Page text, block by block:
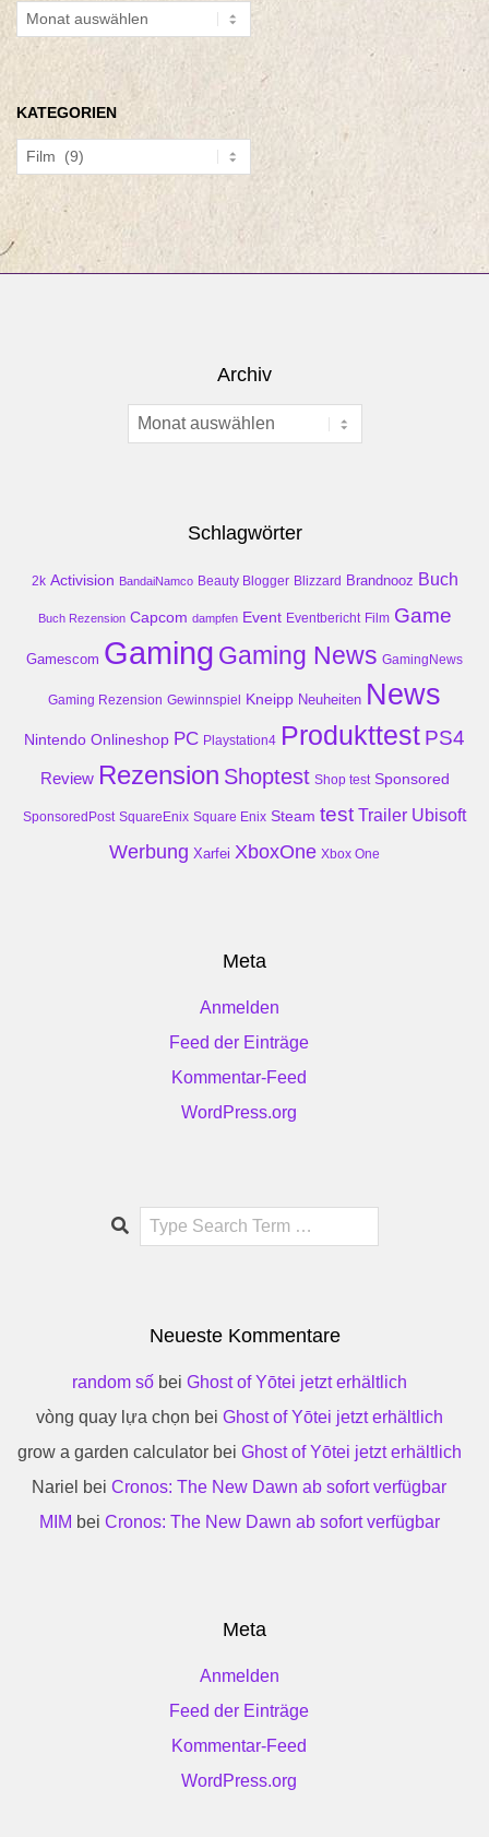
Archiv
KATEGORIEN
Kategorien
Archiv
Archiv
Schlagwörter
2k Activision BandaiNamco Beauty Blogger Blizzard Brandnooz Buch
Buch Rezension Capcom dampfen Event Eventbericht Film Game
Gamescom Gaming Gaming News GamingNews
Gaming Rezension Gewinnspiel Kneipp Neuheiten News
Nintendo Onlineshop PC Playstation4 Produkttest PS4
Review Rezension Shoptest Shop test Sponsored
SponsoredPost SquareEnix Square Enix Steam test Trailer Ubisoft
Werbung Xarfei XboxOne Xbox One
Meta
Anmelden
Feed der Einträge
Kommentar-Feed
WordPress.org
Search
Neueste Kommentare
random sốbei Ghost of Yōtei jetzt erhältlich
vòng quay lựa chọn bei Ghost of Yōtei jetzt erhältlich
grow a garden calculatorbei Ghost of Yōtei jetzt erhältlich
Nariel bei Cronos: The New Dawn ab sofort verfügbar
MIM bei Cronos: The New Dawn ab sofort verfügbar
Meta
Anmelden
Feed der Einträge
Kommentar-Feed
WordPress.org